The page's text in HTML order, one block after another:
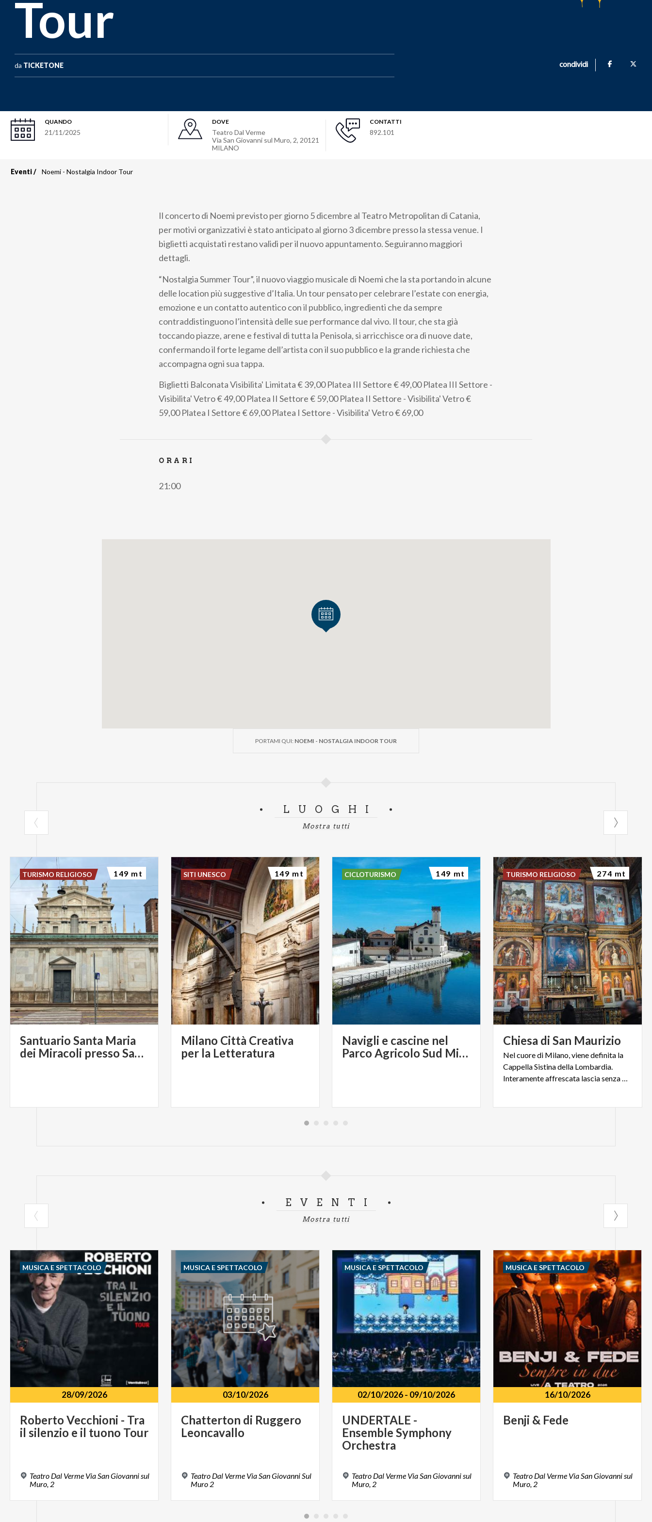
Tour
da TICKETONE condividi
QUANDO
21/11/2025
DOVE
Teatro Dal Verme
Via San Giovanni sul Muro, 2, 20121
MILANO
CONTATTI
892.101
Eventi Noemi - Nostalgia Indoor Tour
Il concerto di Noemi previsto per giorno 5 dicembre al Teatro Metropolitan di Catania,
per motivi organizzativi è stato anticipato al giorno 3 dicembre presso la stessa venue. I
biglietti acquistati restano validi per il nuovo appuntamento. Seguiranno maggiori
dettagli.
“Nostalgia Summer Tour”, il nuovo viaggio musicale di Noemi che la sta portando in alcune
delle location più suggestive d’Italia. Un tour pensato per celebrare l’estate con energia,
emozione e un contatto autentico con il pubblico, ingredienti che da sempre
contraddistinguono l’intensità delle sue performance dal vivo. Il tour, che sta già
toccando piazze, arene e festival di tutta la Penisola, si arricchisce ora di nuove date,
confermando il forte legame dell’artista con il suo pubblico e la grande richiesta che
accompagna ogni sua tappa.
Biglietti Balconata Visibilita' Limitata€ 39,00 Platea III Settore€ 49,00 Platea III Settore -
Visibilita' Vetro€ 49,00 Platea II Settore€ 59,00 Platea II Settore - Visibilita' Vetro€
59,00 Platea I Settore€ 69,00 Platea I Settore - Visibilita' Vetro€ 69,00
ORARI
21:00
PORTAMI QUI: NOEMI - NOSTALGIA INDOOR TOUR
LUOGHI
Mostra tutti
Santuario Santa Maria
dei Miracoli presso San Celso
TURISMO RELIGIOSO 149 mt
Milano Città Creativa
per la Letteratura
SITI UNESCO 149 mt
Navigli e cascine nel
Parco Agricolo Sud Milano
CICLOTURISMO 149 mt
Chiesa di San Maurizio
Nel cuore di Milano, viene definita la
Cappella Sistina della Lombardia.
Interamente affrescata lascia senza fiato
TURISMO RELIGIOSO 274 mt
EVENTI
Mostra tutti
28/09/2026
Roberto Vecchioni - Tra
il silenzio e il tuono Tour
Teatro Dal Verme Via San Giovanni sul
Muro, 2
MUSICA E SPETTACOLO
03/10/2026
Chatterton di Ruggero
Leoncavallo
Teatro Dal Verme Via San Giovanni Sul
Muro 2
MUSICA E SPETTACOLO
02/10/2026- 09/10/2026
UNDERTALE -
Ensemble Symphony
Orchestra
Teatro Dal Verme Via San Giovanni sul
Muro, 2
MUSICA E SPETTACOLO
16/10/2026
Benji & Fede
Teatro Dal Verme Via San Giovanni sul
Muro, 2
MUSICA E SPETTACOLO